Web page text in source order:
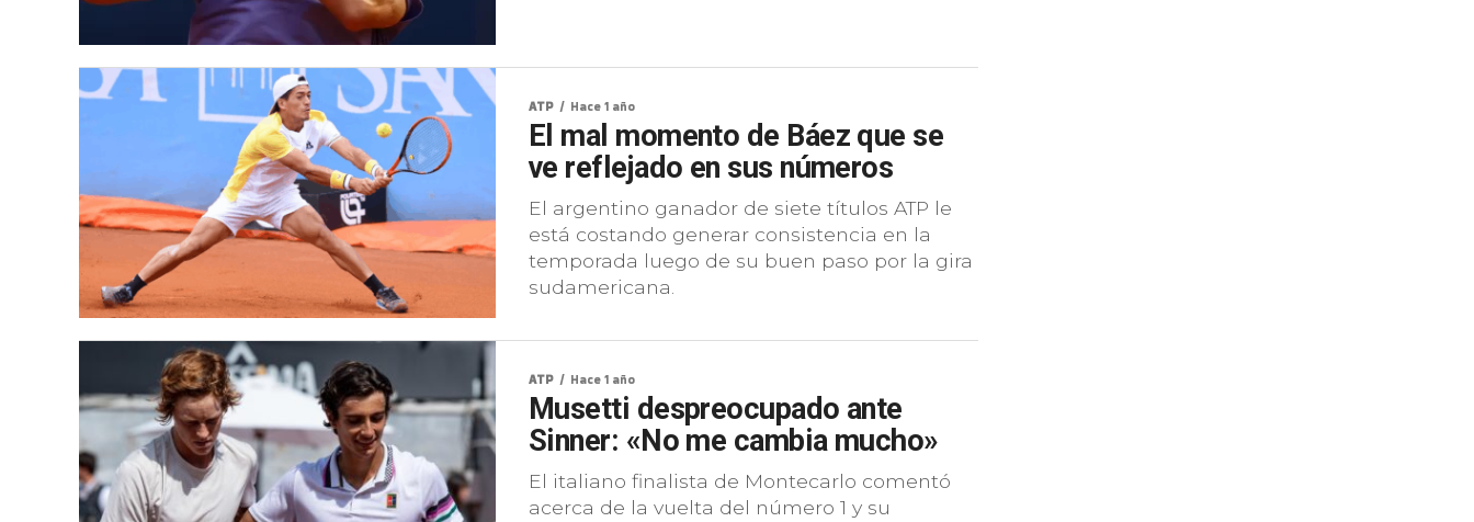
ATP Hace 1 año
El mal momento de Báez que se
ve reflejado en sus números
El argentino ganador de siete títulos ATP le
está costando generar consistencia en la
temporada luego de su buen paso por la gira
sudamericana.
ATP Hace 1 año
Musetti despreocupado ante
Sinner: «No me cambia mucho»
El italiano finalista de Montecarlo comentó
acerca de la vuelta del número 1 y su